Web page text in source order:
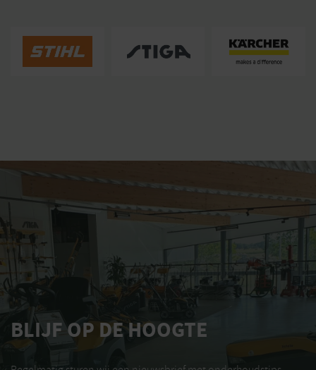
BLIJF OP DE HOOGTE